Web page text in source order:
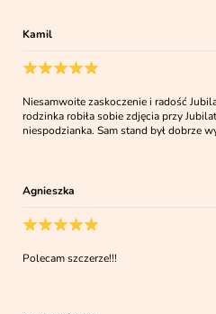
Kamil
Niesamwoite zaskoczenie i radość
rodzinka robiła sobie zdjęcia przy
niespodzianka. Sam stand był dobrze
Agnieszka
Polecam szczerze!!!